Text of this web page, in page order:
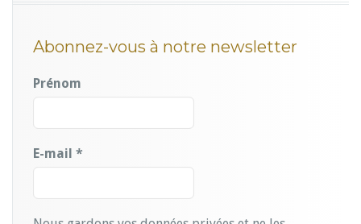
Abonnez-vous à notre newsletter
Prénom
E-mail *